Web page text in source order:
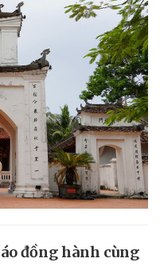
đồng hành cùng